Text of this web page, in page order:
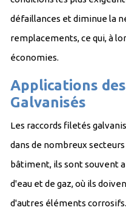
défaillances et diminue la
remplacements, ce qui, à
économies.
Applications
Galvanisés
Les raccords filetés
dans de nombreux
bâtiment, ils sont souvent
d'eau et de gaz, où ils
d'autres éléments